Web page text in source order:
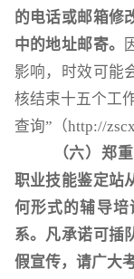
的电话或邮箱修
中的地址邮寄。
影响，时效可能
核结束十五个工
查询”（http://
（六）郑
职业技能鉴定站
何形式的辅导
系。凡承诺可插
假宣传，请广大